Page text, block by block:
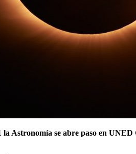
la Astronomía se abre paso en